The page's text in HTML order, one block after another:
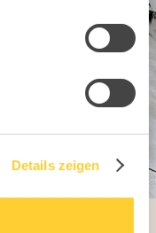
Details zeigen